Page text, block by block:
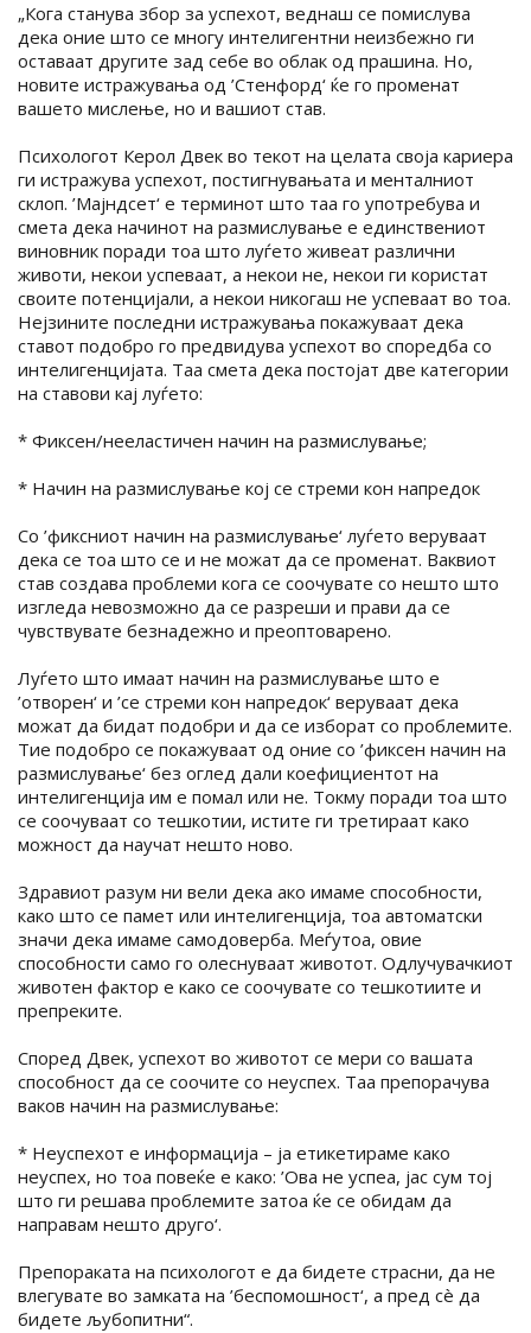
„Кога станува збор за успехот, веднаш се помислува
дека оние што се многу интелигентни неизбежно ги
оставаат другите зад себе во облак од прашина. Но,
новите истражувања од ’Стенфорд‘ ќе го променат
вашето мислење, но и вашиот став.
Психологот Керол Двек во текот на целата своја кариера
ги истражува успехот, постигнувањата и менталниот
склоп. ’Мајндсет‘ е терминот што таа го употребува и
смета дека начинот на размислување е единствениот
виновник поради тоа што луѓето живеат различни
животи, некои успеваат, а некои не, некои ги користат
своите потенцијали, а некои никогаш не успеваат во тоа.
Нејзините последни истражувања покажуваат дека
ставот подобро го предвидува успехот во споредба со
интелигенцијата. Таа смета дека постојат две категории
на ставови кај луѓето:
* Фиксен/нееластичен начин на размислување;
* Начин на размислување кој се стреми кон напредок
Со ’фиксниот начин на размислување‘ луѓето веруваат
дека се тоа што се и не можат да се променат. Ваквиот
став создава проблеми кога се соочувате со нешто што
изгледа невозможно да се разреши и прави да се
чувствувате безнадежно и преоптоварено.
Луѓето што имаат начин на размислување што е
’отворен‘ и ’се стреми кон напредок‘ веруваат дека
можат да бидат подобри и да се изборат со проблемите.
Тие подобро се покажуваат од оние со ’фиксен начин на
размислување‘ без оглед дали коефициентот на
интелигенција им е помал или не. Токму поради тоа што
се соочуваат со тешкотии, истите ги третираат како
можност да научат нешто ново.
Здравиот разум ни вели дека ако имаме способности,
како што се памет или интелигенција, тоа автоматски
значи дека имаме самодоверба. Меѓутоа, овие
способности само го олеснуваат животот. Одлучувачкиот
животен фактор е како се соочувате со тешкотиите и
препреките.
Според Двек, успехот во животот се мери со вашата
способност да се соочите со неуспех. Таа препорачува
ваков начин на размислување:
* Неуспехот е информација – ја етикетираме како
неуспех, но тоа повеќе е како: ’Ова не успеа, јас сум тој
што ги решава проблемите затоа ќе се обидам да
направам нешто друго‘.
Препораката на психологот е да бидете страсни, да не
влегувате во замката на ’беспомошност‘, а пред сè да
бидете љубопитни“.